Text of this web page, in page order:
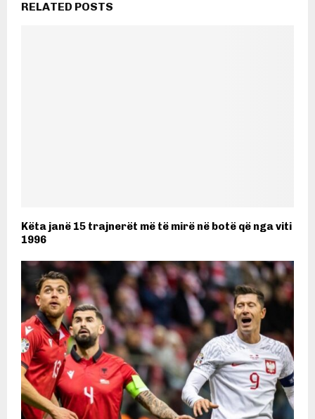
RELATED POSTS
Këta janë 15 trajnerët më të mirë në botë që nga viti
1996